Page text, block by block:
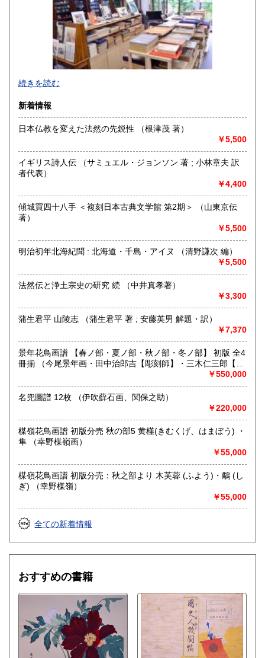
1,000円 長崎県
1,000円 大分県
1,000円 鹿児島県
沖縄県
京都・寺町二条に店舗を構える古書店です（令和2年6月に河
原町六角から移転しました）。木版画の図案本・浮世絵・古
典籍などを扱っております。一般書籍もございますが、「日
本の古本屋」からご覧になった本は、ご来店の前にあらかじ
めメールにて有無をお問い合わせいただくとスムーズです(店
頭に無い場合がございます)。
Akao Shobundo Bookshop at Kyoto city, Japan
https://shobundo.shop-pro.jp/
京都線河原町駅
定休日：日曜日
メール、お電話など、お気軽にお問い合わせください。
本棚全体やだいたいの量、主な本など、スマホ等での画像が
ございましたらメールで送って頂けますと非常にわかりやす
いです。
総記、歴史、社会科学、美術工芸、国語国文、古典籍、趣
味、古書一般（その他）
浮世絵、木版画、古典籍、一般書籍
続きを読む
新着情報
日本仏教を変えた法然の先鋭性 （根津茂 著）
￥5,500
イギリス詩人伝 （サミュエル・ジョンソン 著 ; 小林章夫 訳
者代表）
￥4,400
傾城買四十八手 ＜複刻日本古典文学館 第2期＞ （山東京伝
著）
￥5,500
明治初年北海紀聞 : 北海道・千島・アイヌ （清野謙次 編）
￥5,500
法然伝と浄土宗史の研究 続 （中井真孝著）
￥3,300
蒲生君平 山陵志 （蒲生君平 著 ; 安藤英男 解題・訳）
￥7,370
景年花鳥画譜 【春ノ部・夏ノ部・秋ノ部・冬ノ部】 初版 全4
冊揃 （今尾景年画・田中治郎吉【彫刻師】・三木仁三郎【摺
￥550,000
名兜圖譜 12枚 （伊吹蘚石画、関保之助）
￥220,000
楳嶺花鳥画譜 初版分売 秋の部5 黄槿(きむくげ、はまぼう) ・
隼 （幸野楳嶺画）
￥55,000
楳嶺花鳥画譜 初版分売：秋之部より 木芙蓉 (ふよう)・鷸 (し
ぎ) （幸野楳嶺）
￥55,000
全ての新着情報
おすすめの書籍